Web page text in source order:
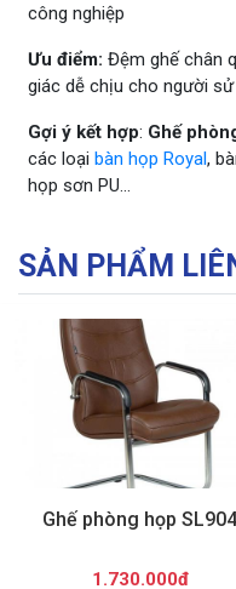
công nghiệp
Ưu điểm: Đệm ghế chân
giác dễ chịu cho người sử
Gợi ý kết hợp: Ghế
các loại bàn họp Royal,
họp sơn PU…
SẢN PHẨM
Ghế phòng họp SL904
1.730.000đ